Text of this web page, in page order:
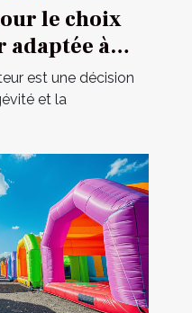
le choix
adaptée à
est une décision
et la